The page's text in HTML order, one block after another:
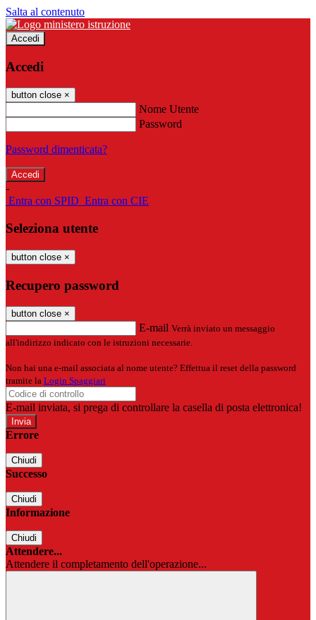
Salta al contenuto
Accedi
Accedi
button close ×
Nome Utente
Password
Password dimenticata?
-
Entra con SPID Entra con CIE
Seleziona utente
button close ×
Recupero password
button close ×
E-mail Verrà inviato un messaggio
all'indirizzo indicato con le istruzioni necessarie.
Non hai una e-mail associata al nome utente? Effettua il reset della password
tramite la Login Spaggiari
E-mail inviata, si prega di controllare la casella di posta elettronica!
Errore
Chiudi
Successo
Chiudi
Informazione
Chiudi
Attendere...
Attendere il completamento dell'operazione...